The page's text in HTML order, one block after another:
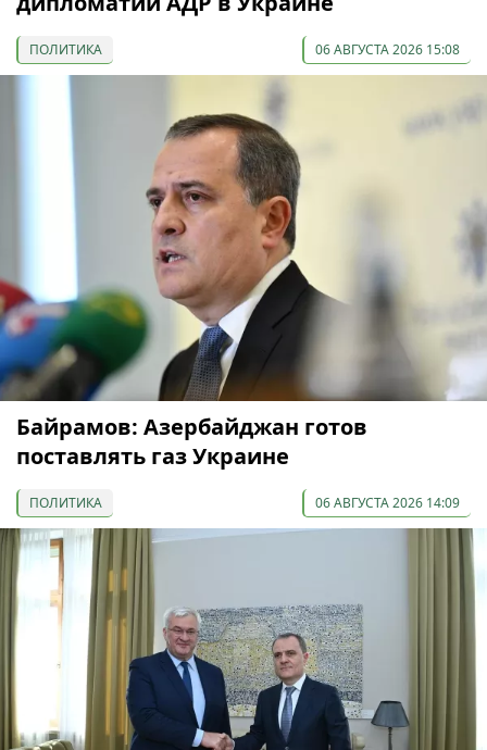
ПОЛИТИКА 06 АВГУСТА 2026 15:08
Байрамов: Азербайджан готов
поставлять газ Украине
ПОЛИТИКА 06 АВГУСТА 2026 14:09